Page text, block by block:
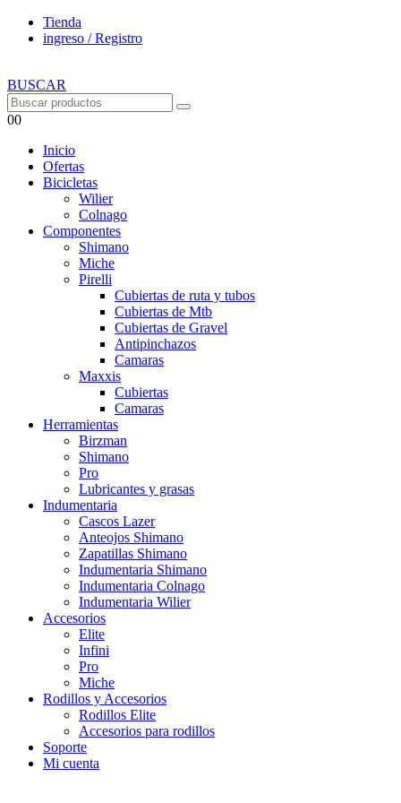
Tienda
ingreso / Registro
BUSCAR
00
Inicio
Ofertas
Bicicletas
Wilier
Colnago
Componentes
Shimano
Miche
Pirelli
Cubiertas de ruta y tubos
Cubiertas de Mtb
Cubiertas de Gravel
Antipinchazos
Camaras
Maxxis
Cubiertas
Camaras
Herramientas
Birzman
Shimano
Pro
Lubricantes y grasas
Indumentaria
Cascos Lazer
Anteojos Shimano
Zapatillas Shimano
Indumentaria Shimano
Indumentaria Colnago
Indumentaria Wilier
Accesorios
Elite
Infini
Pro
Miche
Rodillos y Accesorios
Rodillos Elite
Accesorios para rodillos
Soporte
Mi cuenta